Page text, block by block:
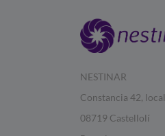
NESTINAR
Constancia 42, local
08719 Castellolí